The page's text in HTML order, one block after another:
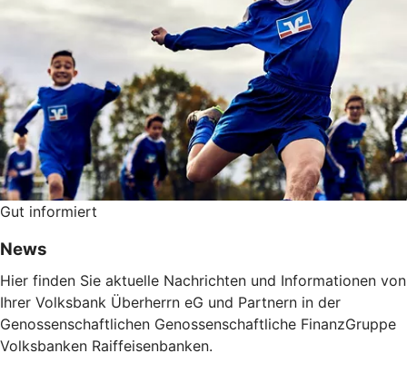
Gut informiert
News
Hier finden Sie aktuelle Nachrichten und Informationen von
Ihrer Volksbank Überherrn eG und Partnern in der
Genossenschaftlichen Genossenschaftliche FinanzGruppe
Volksbanken Raiffeisenbanken.